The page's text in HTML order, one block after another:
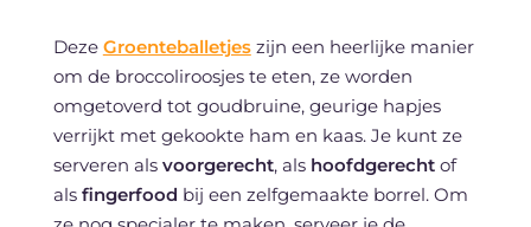
Deze Groenteballetjeszijn een heerlijke manier
om de broccoliroosjes te eten, ze worden
omgetoverd tot goudbruine, geurige hapjes
verrijkt met gekookte ham en kaas. Je kunt ze
serveren als voorgerecht, als hoofdgerechtof
alsfingerfood bij een zelfgemaakte borrel. Om